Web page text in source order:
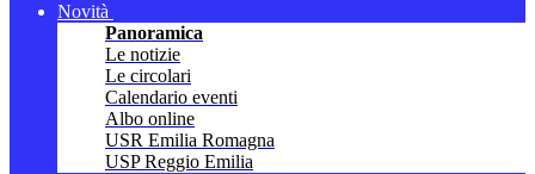
Novità
Panoramica
Le notizie
Le circolari
Calendario eventi
Albo online
USR Emilia Romagna
USP Reggio Emilia